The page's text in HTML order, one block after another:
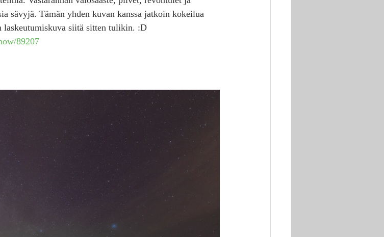
sävyjä. Tämän yhden kuvan kanssa jatkoin kokeilua
siitä sitten tulikin. :D
89207